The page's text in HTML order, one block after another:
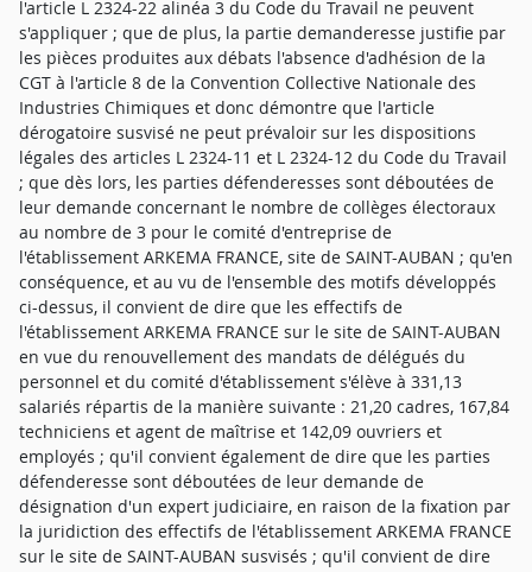
l'article L 2324-22 alinéa 3 du Code du Travail ne peuvent
s'appliquer ; que de plus, la partie demanderesse justifie par
les pièces produites aux débats l'absence d'adhésion de la
CGT à l'article 8 de la Convention Collective Nationale des
Industries Chimiques et donc démontre que l'article
dérogatoire susvisé ne peut prévaloir sur les dispositions
légales des articles L 2324-11 et L 2324-12 du Code du Travail
; que dès lors, les parties défenderesses sont déboutées de
leur demande concernant le nombre de collèges électoraux
au nombre de 3 pour le comité d'entreprise de
l'établissement ARKEMA FRANCE, site de SAINT-AUBAN ; qu'en
conséquence, et au vu de l'ensemble des motifs développés
ci-dessus, il convient de dire que les effectifs de
l'établissement ARKEMA FRANCE sur le site de SAINT-AUBAN
en vue du renouvellement des mandats de délégués du
personnel et du comité d'établissement s'élève à 331,13
salariés répartis de la manière suivante : 21,20 cadres, 167,84
techniciens et agent de maîtrise et 142,09 ouvriers et
employés ; qu'il convient également de dire que les parties
défenderesse sont déboutées de leur demande de
désignation d'un expert judiciaire, en raison de la fixation par
la juridiction des effectifs de l'établissement ARKEMA FRANCE
sur le site de SAINT-AUBAN susvisés ; qu'il convient de dire